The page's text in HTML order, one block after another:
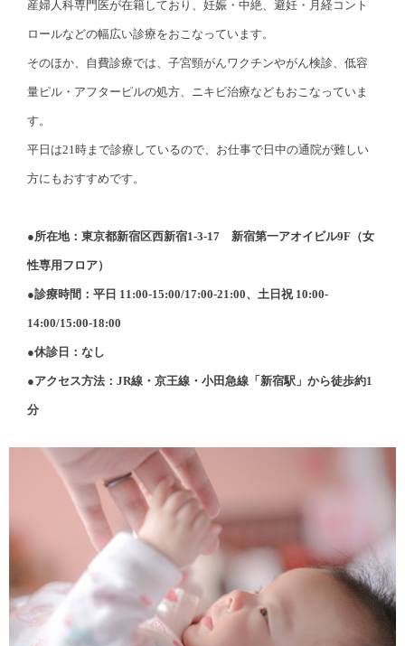
産婦人科専門医が在籍しており、妊娠・中絶、避妊・月経コント
ロールなどの幅広い診療をおこなっています。
そのほか、自費診療では、子宮頸がんワクチンやがん検診、低容
量ピル・アフターピルの処方、ニキビ治療などもおこなっていま
す。
平日は21時まで診療しているので、お仕事で日中の通院が難しい
方にもおすすめです。
●所在地：東京都新宿区西新宿1-3-17 新宿第一アオイビル9F（女
性専用フロア）
●診療時間：平日 11:00-15:00/17:00-21:00、土日祝 10:00-
14:00/15:00-18:00
●休診日：なし
●アクセス方法：JR線・京王線・小田急線「新宿駅」から徒歩約1
分